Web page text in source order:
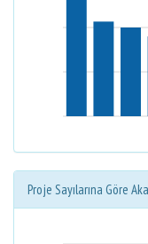
Proje Sayılarına Göre